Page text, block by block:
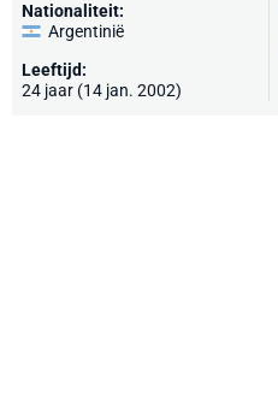
Nationaliteit:
Argentinië
Leeftijd:
24 jaar (14 jan. 2002)